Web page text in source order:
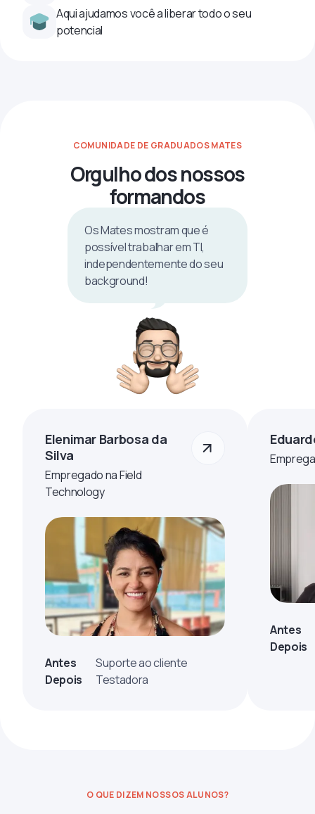
Aqui ajudamos você a liberar todo o seu
potencial
COMUNIDADE DE GRADUADOS MATES
Orgulho dos nossos
formandos
Os Mates mostram que é
possível trabalhar em TI,
independentemente do seu
background!
Elenimar Barbosa da
Silva
Empregado na Field
Technology
Antes
Suporte ao cliente
Depois
Testadora
Antes
Depois
O QUE DIZEM NOSSOS ALUNOS?